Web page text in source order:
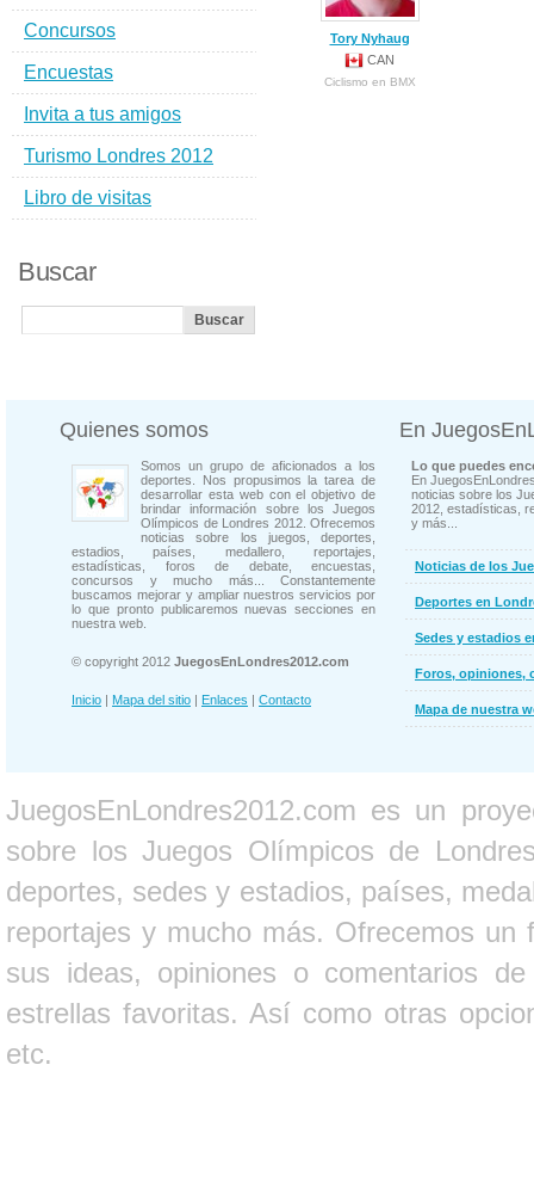
Tory Nyhaug
CAN
Ciclismo en BMX
Concursos
Encuestas
Invita a tus amigos
Turismo Londres 2012
Libro de visitas
Buscar
Quienes somos
Somos un grupo de aficionados a los
deportes. Nos propusimos la tarea de
desarrollar esta web con el objetivo de
brindar información sobre los Juegos
Olímpicos de Londres 2012. Ofrecemos
noticias sobre los juegos, deportes,
estadios, países, medallero, reportajes,
estadísticas, foros de debate, encuestas,
concursos y mucho más... Constantemente
buscamos mejorar y ampliar nuestros servicios por
lo que pronto publicaremos nuevas secciones en
nuestra web.
© copyright 2012 JuegosEnLondres2012.com
Inicio | Mapa del sitio | Enlaces | Contacto
En
Lo que puedes
En
noticias sobre los
2012, estadísticas,
y más...
Noticias de los
Deportes en
Sedes y estadios
Foros, opiniones,
Mapa de nuestra
JuegosEnLondres2012.com es un
sobre los Juegos Olímpicos de
deportes, sedes y estadios, países,
reportajes y mucho más. Ofrecemos un
sus ideas, opiniones o comentarios
estrellas favoritas. Así como otras
etc.